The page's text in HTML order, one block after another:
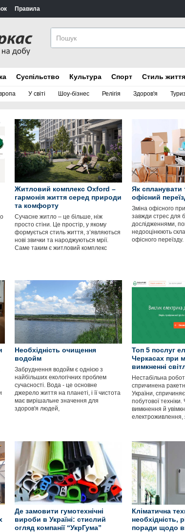
Правила
У світі Шоу-бізнес Релігія Здоров'я
Суспільство Культура Спорт Стиль життя
Житловий комплекс Oxford –
гармонія життя серед природи
та комфорту
Сучасне житло – це більше, ніж
просто стіни. Це простір, у якому
формується стиль життя, з’являються
нові звички та народжуються мрії.
Саме таким є житловий комплекс
Як спланувати
офісний
Зміна офісного
завжди стрес для
дослідженнями,
недооцінюють
офісного
Необхідність очищення
водойм
Забруднення водойм є однією з
найбільших екологічних проблем
сучасності. Вода - це основне
джерело життя на планеті, і її чистота
має вирішальне значення для
здоров'я людей,
Топ 5 послуг
Черкасах при
вимкненні
Нестабільна
спричинена
України,
побутової
вимкнення й
електроживлення,
Де замовити гумотехнічні
вироби в Україні: стислий
огляд компанії “УкрГума”
Кліматична
необхідність,
поради щодо